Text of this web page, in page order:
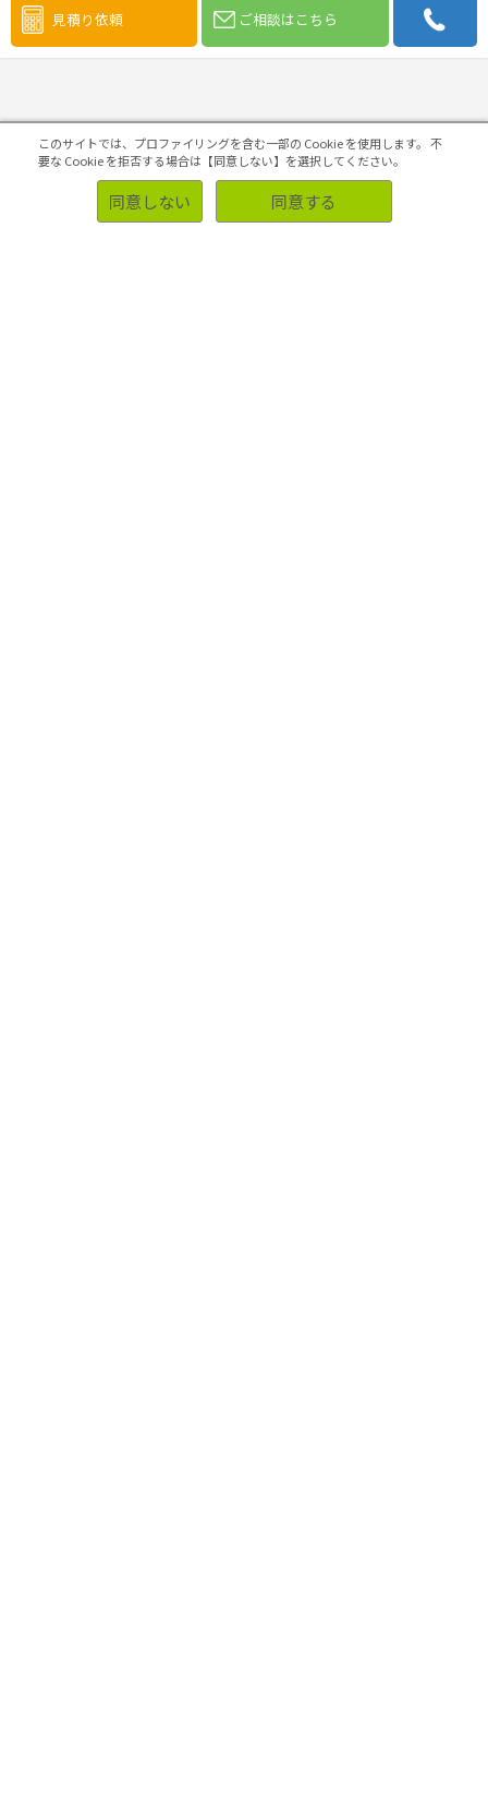
見積り依頼 ご相談はこちら
調査目的から探す
このサイトでは、プロファイリングを含む一部の Cookie を使用します。 不
要な Cookie を拒否する場合は【同意しない】を選択してください。
同意しない 同意する